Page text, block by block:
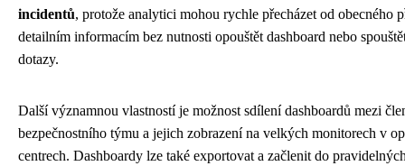
incidentů, protože analytici mohou rychle přecházet od obecného
detailním informacím bez nutnosti opouštět dashboard nebo
dotazy.
Další významnou vlastností je možnost sdílení dashboardů mezi
bezpečnostního týmu a jejich zobrazení na velkých monitorech v
centrech. Dashboardy lze také exportovat a začlenit do